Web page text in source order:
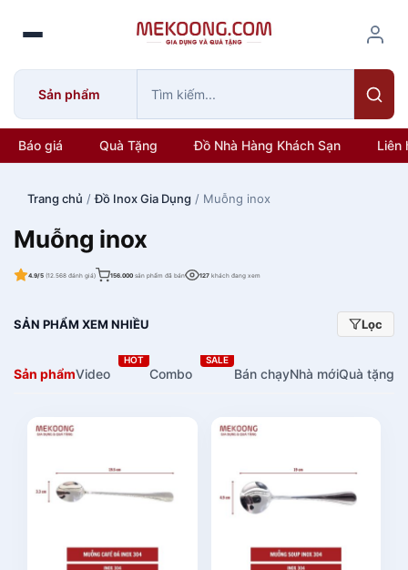
o
Sản phẩm
Báo giá Quà Tặng Đồ Nhà Hàng Khách Sạn Liên
Trang chủ /Đồ Inox Gia Dụng / Muỗng inox
Muỗng inox
4.9/5 (12.568 đánh giá) 156.000 sản phẩm đã bán 127 khách đang xem
SẢN PHẨM XEM NHIỀU Lọc
Sản phẩmVideo
HOT
Combo
SALE
Bán chạyNhà mớiQuà tặng